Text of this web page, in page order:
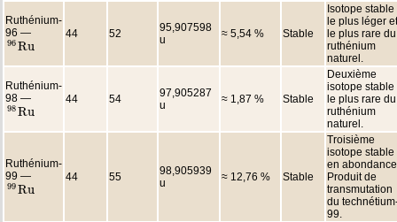
Ruthénium-
96 —
96Ru
96Ru
44 52
95,907598
u
≈ 5,54 % Stable
Isotope stable
le plus léger et
le plus rare du
ruthénium
naturel.
Ruthénium-
98 —
98Ru
98Ru
44 54
97,905287
u
≈ 1,87 % Stable
Deuxième
isotope stable
le plus rare du
ruthénium
naturel.
Ruthénium-
99 —
99Ru
99Ru
44 55
98,905939
u
≈ 12,76 % Stable
Troisième
isotope stable
en
Produit de
transmutation
du
99.